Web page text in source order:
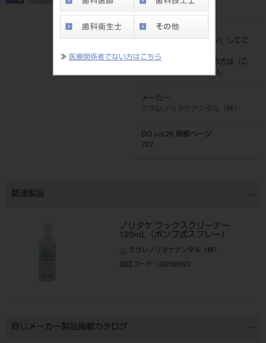
≫ 医療関係者でない方はこちら
4571215180123
標準価格
価格の確認は『ログイン
』してご
ネット会員登録がまだの方は『
こ
ちら』より登録ください。
メーカー
クラレノリタケデンタル（株）
DO vol.26 掲載ページ
707
関連製品
ノリタケ ワックスクリーナー
120mL（ポンプ式スプレー）
クラレノリタケデンタル（株）
品目コード ：202280923
同じメーカー製品掲載カタログ